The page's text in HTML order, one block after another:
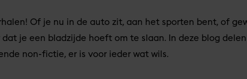
Of je nu in de auto zit, aan het sporten bent, of
je een bladzijde hoeft om te slaan. In deze blog
non-fictie, er is voor ieder wat wils.